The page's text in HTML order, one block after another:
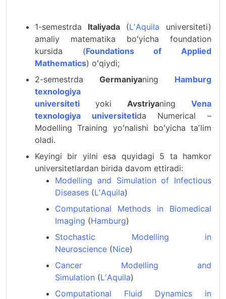
1-semestrda Italiyada(LʼAquila universiteti)
amaliy matematika boʻyicha foundation
kursida (Foundations of Applied
Mathematics) oʻqiydi;
2-semestrda Germaniyaning Hamburg
texnologiya
universiteti yoki Avstriyaning Vena
texnologiya universitetida Numerical –
Modelling Training yoʻnalishi boʻyicha taʼlim
oladi.
Keyingi bir yilni esa quyidagi 5 ta hamkor
universitetlardan birida davom ettiradi:
Modelling and Simulation of Infectious
Diseases (LʼAquila)
Computational Methods in Biomedical
Imaging (Hamburg)
Stochastic Modelling in
Neuroscience (Nice)
Cancer Modelling and
Simulation (LʼAquila)
Computational Fluid Dynamics in